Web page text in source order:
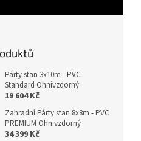
Párty stan 3x10m - PVC
Standard Ohnivzdorný
19 604 Kč
Zahradní Párty stan 8x8m - PVC
PREMIUM Ohnivzdorný
34 399 Kč